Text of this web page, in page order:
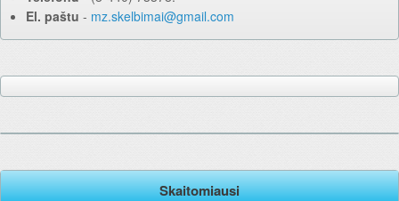
El. paštu ‐ mz.skelbimai@gmail.com
Skaitomiausi